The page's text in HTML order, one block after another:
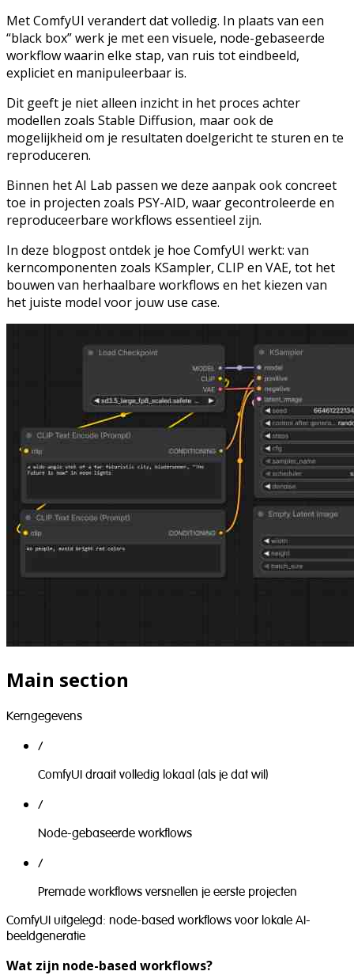
Met ComfyUI verandert dat volledig. In plaats van een
“black box” werk je met een visuele, node-gebaseerde
workflow waarin elke stap, van ruis tot eindbeeld,
expliciet en manipuleerbaar is.
Dit geeft je niet alleen inzicht in het proces achter
modellen zoals Stable Diffusion, maar ook de
mogelijkheid om je resultaten doelgericht te sturen en te
reproduceren.
Binnen het AI Lab passen we deze aanpak ook concreet
toe in projecten zoals PSY-AID, waar gecontroleerde en
reproduceerbare workflows essentieel zijn.
In deze blogpost ontdek je hoe ComfyUI werkt: van
kerncomponenten zoals KSampler, CLIP en VAE, tot het
bouwen van herhaalbare workflows en het kiezen van
het juiste model voor jouw use case.
Main section
Kerngegevens
/
ComfyUI draait volledig lokaal (als je dat wil)
/
Node-gebaseerde workflows
/
Premade workflows versnellen je eerste projecten
ComfyUI uitgelegd: node-based workflows voor lokale AI-
beeldgeneratie
Wat zijn node-based workflows?